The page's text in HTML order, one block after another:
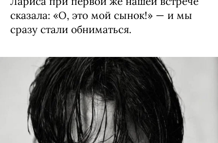
(Смеется.) Я не добренький и не
потакаю всем подряд. Просто
если происходит что-то библейское,
вроде предательства. В остальных
случаях надо иметь силы на
понимание. Любой может ошибиться.
Разве всех можно простить?